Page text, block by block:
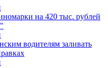
на 420 тыс. рублей
водителям заливать